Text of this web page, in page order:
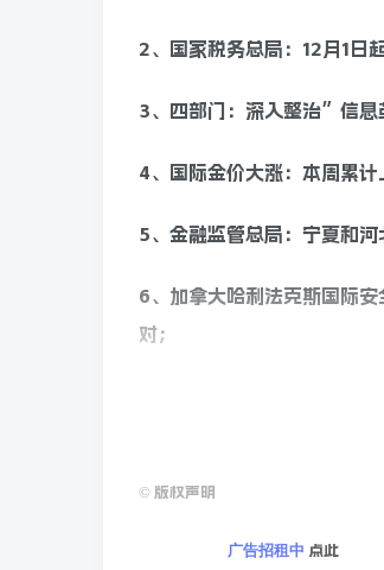
2、国家税务总局：12月1日
3、四部门：深入整治”信
4、国际金价大涨：本周累
5、金融监管总局：宁夏和河
6、加拿大哈利法克斯国际
对；
7、菲律宾副总统称已安排
9、当地22日，加拿大蒙特
向警察投掷烟雾弹，并纵火
© 版权声明
广告招租中 点此